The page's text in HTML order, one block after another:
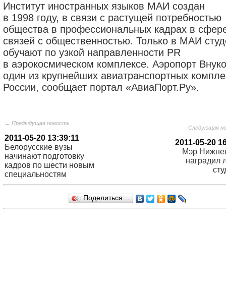
Институт иностранных языков МАИ создан
в 1998 году, в связи с растущей потребностью
общества в профессиональных кадрах в
связей с общественностью. Только в МАИ
обучают по узкой направленности PR
в аэрокосмическом комплексе. Аэропорт
один из крупнейших авиатранспортных
России, сообщает портал «АвиаПорт.Ру».
← Предыдущая новость
2011-05-20 13:39:11
Белорусские вузы
начинают подготовку
кадров по шести новым
специальностям
Следующая
2011-05-20
Мэр
наградил
Поделиться…